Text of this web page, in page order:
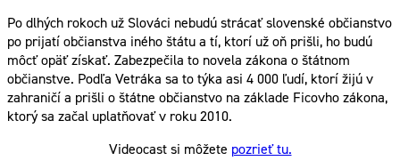
Po dlhých rokoch už Slováci nebudú strácať slovenské občianstvo
po prijatí občianstva iného štátu a tí, ktorí už oň prišli, ho budú
môcť opäť získať. Zabezpečila to novela zákona o štátnom
občianstve. Podľa Vetráka sa to týka asi 4 000 ľudí, ktorí žijú v
zahraničí a prišli o štátne občianstvo na základe Ficovho zákona,
ktorý sa začal uplatňovať v roku 2010.
Videocast si môžete pozrieť tu.